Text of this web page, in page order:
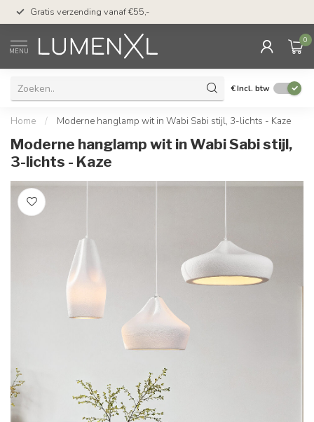
Gratis verzending vanaf €55,-
MENU
0
€Incl. btw
Home / Moderne hanglamp wit in Wabi Sabi stijl, 3-lichts - Kaze
Moderne hanglamp wit in Wabi Sabi stijl,
3-lichts - Kaze